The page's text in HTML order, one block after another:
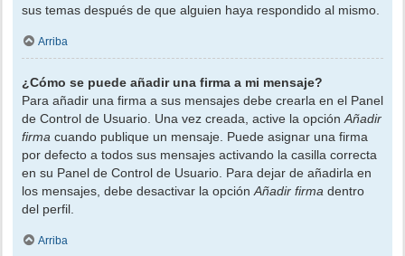
sus temas después de que alguien haya respondido al mismo.
Arriba
¿Cómo se puede añadir una firma a mi mensaje?
Para añadir una firma a sus mensajes debe crearla en el Panel
de Control de Usuario. Una vez creada, active la opción Añadir
firma cuando publique un mensaje. Puede asignar una firma
por defecto a todos sus mensajes activando la casilla correcta
en su Panel de Control de Usuario. Para dejar de añadirla en
los mensajes, debe desactivar la opción Añadir firma dentro
del perfil.
Arriba